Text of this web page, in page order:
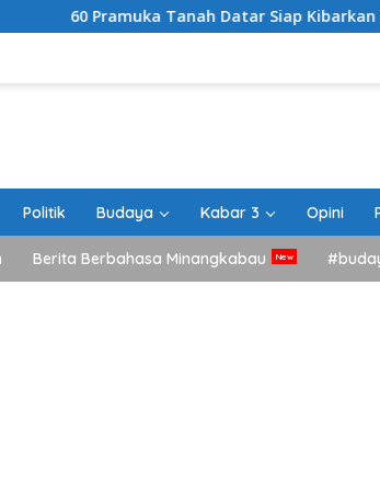
Tanah Datar Siap Kibarkan Nama Daerah
Politik Budaya Kabar 3 Opini
Berita Berbahasa Minangkabau